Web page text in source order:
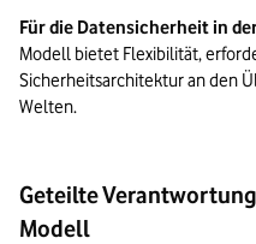
Für die Datensicherheit in
Modell bietet Flexibilität,
Sicherheitsarchitektur an den
Welten.
Geteilte
Modell